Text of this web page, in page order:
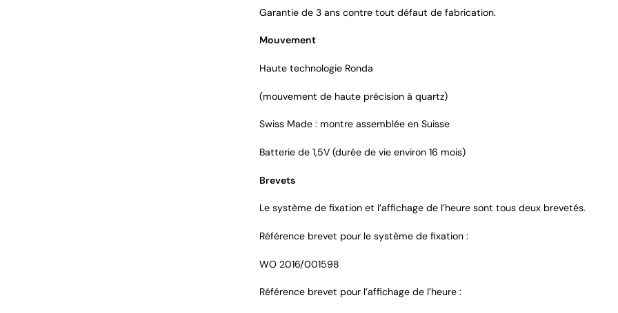
Garantie de 3 ans contre tout défaut de fabrication.
Mouvement
Haute technologie Ronda
(mouvement de haute précision à quartz)
Swiss Made : montre assemblée en Suisse
Batterie de 1,5V (durée de vie environ 16 mois)
Brevets
Le système de fixation et l’affichage de l’heure sont tous deux brevetés.
Référence brevet pour le système de fixation :
WO 2016/001598
Référence brevet pour l’affichage de l’heure :